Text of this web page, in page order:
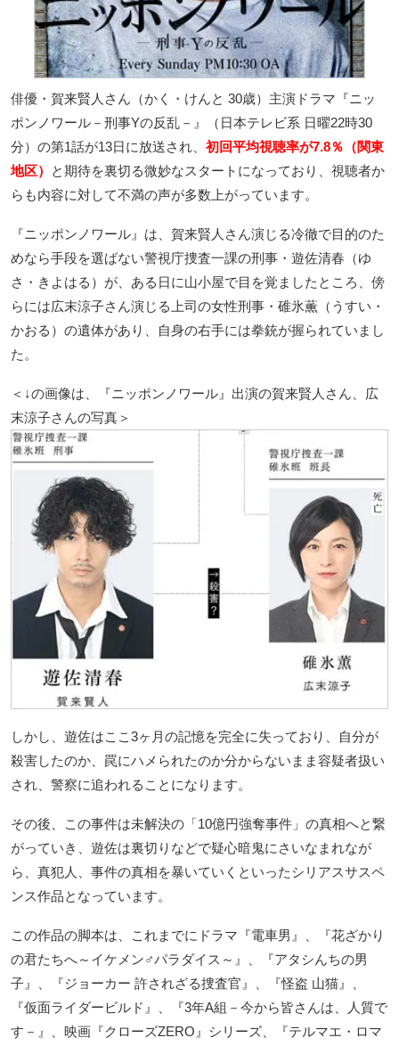
俳優・賀来賢人さん（かく・けんと 30歳）主演ドラマ『ニッ
ポンノワール－刑事Yの反乱－』（日本テレビ系 日曜22時30
分）の第1話が13日に放送され、 初回平均視聴率が7.8％（関東
地区）
と期待を裏切る微妙なスタートになっており、視聴者か
らも内容に対して不満の声が多数上がっています。
『ニッポンノワール』は、賀来賢人さん演じる冷徹で目的のた
めなら手段を選ばない警視庁捜査一課の刑事・遊佐清春（ゆ
さ・きよはる）が、ある日に山小屋で目を覚ましたところ、傍
らには広末涼子さん演じる上司の女性刑事・碓氷薫（うすい・
かおる）の遺体があり、自身の右手には拳銃が握られていまし
た。
＜↓の画像は、『ニッポンノワール』出演の賀来賢人さん、広
末涼子さんの写真＞
しかし、遊佐はここ3ヶ月の記憶を完全に失っており、自分が
殺害したのか、罠にハメられたのか分からないまま容疑者扱い
され、警察に追われることになります。
その後、この事件は未解決の「10億円強奪事件」の真相へと繋
がっていき、遊佐は裏切りなどで疑心暗鬼にさいなまれなが
ら、真犯人、事件の真相を暴いていくといったシリアスサスペ
ンス作品となっています。
この作品の脚本は、これまでにドラマ『電車男』、『花ざかり
の君たちへ～イケメン♂パラダイス～』、『アタシんちの男
子』、『ジョーカー 許されざる捜査官』、『怪盗 山猫』、
『仮面ライダービルド』、『3年A組－今から皆さんは、人質で
す－』、映画『クローズZERO』シリーズ、『テルマエ・ロマ